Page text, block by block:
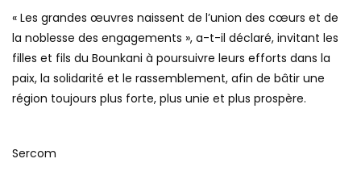
« Les grandes œuvres naissent de l’union des cœurs et de
la noblesse des engagements », a-t-il déclaré, invitant les
filles et fils du Bounkani à poursuivre leurs efforts dans la
paix, la solidarité et le rassemblement, afin de bâtir une
région toujours plus forte, plus unie et plus prospère.
Sercom